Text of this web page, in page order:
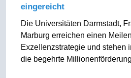
eingereicht
Die Universitäten Darmstadt,
Marburg erreichen einen
Exzellenzstrategie und stehen
die begehrte